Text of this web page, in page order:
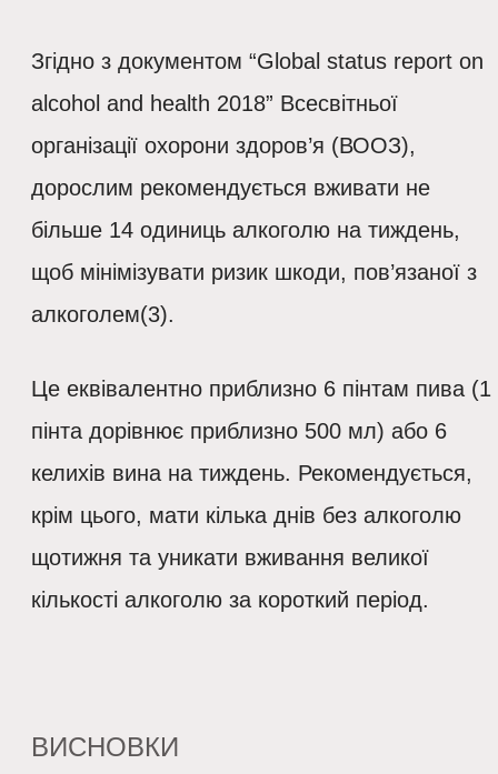
Згідно з документом “Global status report on
alcohol and health 2018” Всесвітньої
організації охорони здоров’я (ВООЗ),
дорослим рекомендується вживати не
більше 14 одиниць алкоголю на тиждень,
щоб мінімізувати ризик шкоди, пов’язаної з
алкоголем(3).
Це еквівалентно приблизно 6 пінтам пива (1
пінта дорівнює приблизно 500 мл) або 6
келихів вина на тиждень. Рекомендується,
крім цього, мати кілька днів без алкоголю
щотижня та уникати вживання великої
кількості алкоголю за короткий період.
ВИСНОВКИ